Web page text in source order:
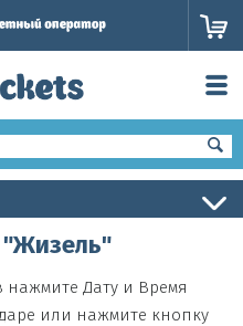
"Жизель"
Дату и Время
или нажмите кнопку